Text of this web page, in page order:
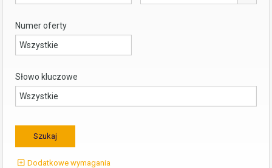
Numer oferty
Słowo kluczowe
Dodatkowe wymagania